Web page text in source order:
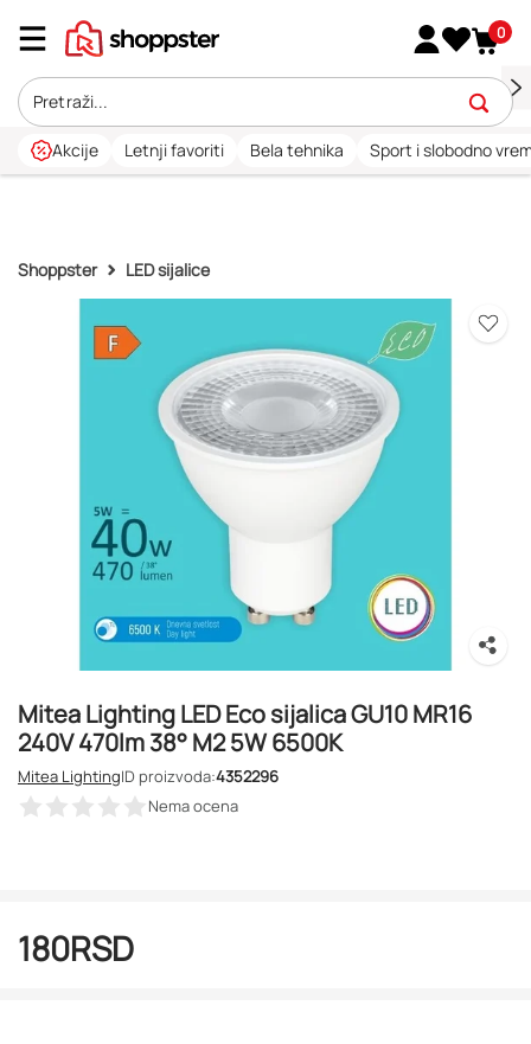
0
Akcije Letnji favoriti Bela tehnika Sport i slobodno
Shoppster LED sijalice
Mitea Lighting LED Eco sijalica GU10 MR16
240V 470lm 38° M2 5W 6500K
Mitea LightingID proizvoda:4352296
Nema ocena
180RSD